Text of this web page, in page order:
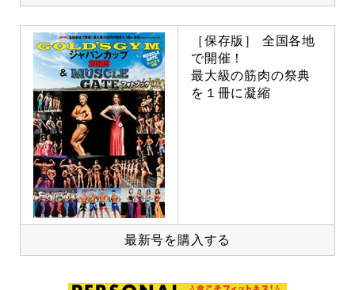
［保存版］ 全国各地
で開催！
最大級の筋肉の祭典
を１冊に凝縮
最新号を購入する